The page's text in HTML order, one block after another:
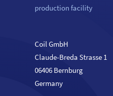
production facility
Coil GmbH
Claude-Breda Strasse 1
06406 Bernburg
Germany